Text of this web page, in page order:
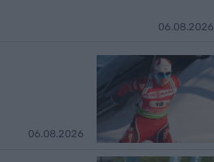
06.08.2026
06.08.2026